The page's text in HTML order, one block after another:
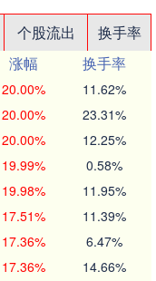
个股流出
换手率
涨幅
换手率
20.00% 11.62%
20.00% 23.31%
20.00% 12.25%
19.99% 0.58%
19.98% 11.95%
17.51% 11.39%
17.36% 6.47%
17.36% 14.66%